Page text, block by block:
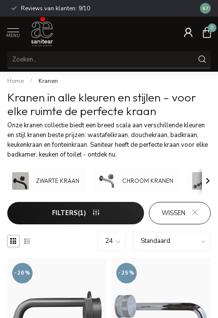
van klanten: 9/10 14 dagen bedenktijd
8.7
MENU
0
Home / Kranen
Kranen in alle kleuren en stijlen – voor
elke ruimte de perfecte kraan
Onze kranen collectie biedt een breed scala aan verschillende kleuren
en stijl kranen beste prijzen: wastafelkraan, douchekraan, badkraan,
keukenkraan en fonteinkraan. Sanitear heeft de perfecte kraan voor elke
badkamer, keuken of toilet - ontdek nu.
ZWARTE KRAAN CHROOM KRANEN
FILTERS(1) WISSEN
-26% -25%